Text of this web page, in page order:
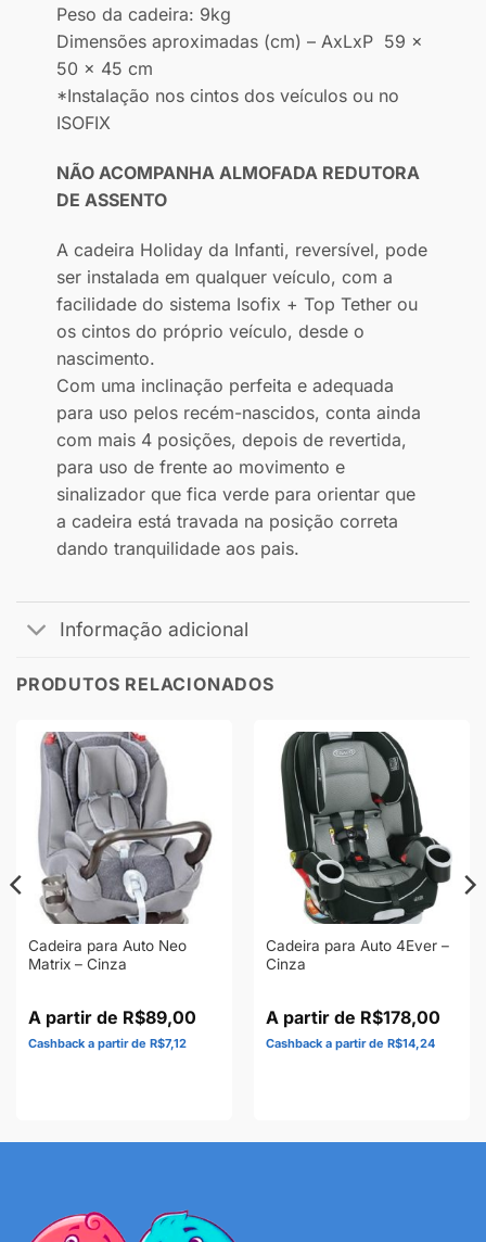
Peso da cadeira: 9kg
Dimensões aproximadas (cm) – AxLxP 59 x
50 x 45 cm
*Instalação nos cintos dos veículos ou no
ISOFIX
NÃO ACOMPANHA ALMOFADA REDUTORA
DE ASSENTO
A cadeira Holiday da Infanti, reversível, pode
ser instalada em qualquer veículo, com a
facilidade do sistema Isofix + Top Tether ou
os cintos do próprio veículo, desde o
nascimento.
Com uma inclinação perfeita e adequada
para uso pelos recém-nascidos, conta ainda
com mais 4 posições, depois de revertida,
para uso de frente ao movimento e
sinalizador que fica verde para orientar que
a cadeira está travada na posição correta
dando tranquilidade aos pais.
Informação adicional
PRODUTOS RELACIONADOS
Cadeira para Auto Neo
Matrix – Cinza
R$89,00
R$7,12
Cadeira para Auto 4Ever –
Cinza
R$178,00
R$14,24